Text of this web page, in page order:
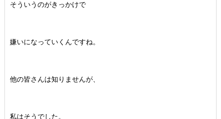
そういうのがきっかけで
嫌いになっていくんですね。
他の皆さんは知りませんが、
私はそうでした。